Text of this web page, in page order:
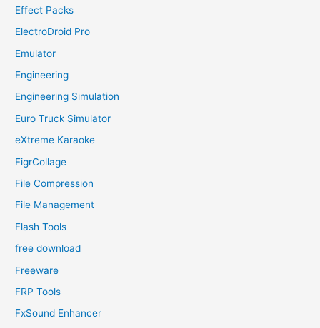
Effect Packs
ElectroDroid Pro
Emulator
Engineering
Engineering Simulation
Euro Truck Simulator
eXtreme Karaoke
FigrCollage
File Compression
File Management
Flash Tools
free download
Freeware
FRP Tools
FxSound Enhancer